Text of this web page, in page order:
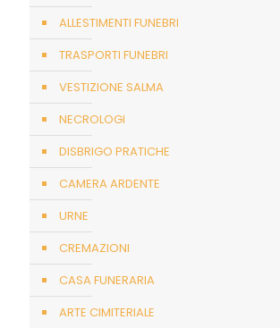
ALLESTIMENTI FUNEBRI
TRASPORTI FUNEBRI
VESTIZIONE SALMA
NECROLOGI
DISBRIGO PRATICHE
CAMERA ARDENTE
URNE
CREMAZIONI
CASA FUNERARIA
ARTE CIMITERIALE